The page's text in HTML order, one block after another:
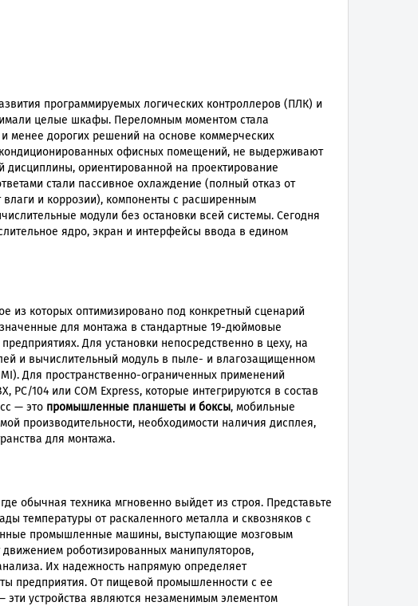
программируемых логических контроллеров (ПЛК) и
целые шкафы. Переломным моментом стала
и менее дорогих решений на основе коммерческих
офисных помещений, не выдерживают
ориентированной на проектирование
стали пассивное охлаждение (полный отказ от
и коррозии), компоненты с расширенным
модули без остановки всей системы. Сегодня
ядро, экран и интерфейсы ввода в едином
из которых оптимизировано под конкретный сценарий
для монтажа в стандартные 19-дюймовые
Для установки непосредственно в цеху, на
и вычислительный модуль в пыле- и влагозащищенном
Для пространственно-ограниченных применений
PC/104 или COM Express, которые интегрируются в состав
— это промышленные планшеты и боксы, мобильные
производительности, необходимости наличия дисплея,
для монтажа.
обычная техника мгновенно выйдет из строя. Представьте
температуры от раскаленного металла и сквозняков с
промышленные машины, выступающие мозговым
роботизированных манипуляторов,
Их надежность напрямую определяет
предприятия. От пищевой промышленности с ее
устройства являются незаменимым элементом